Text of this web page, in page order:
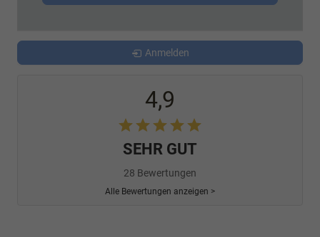
Anmelden
4,9
SEHR GUT
28 Bewertungen
Alle Bewertungen anzeigen >